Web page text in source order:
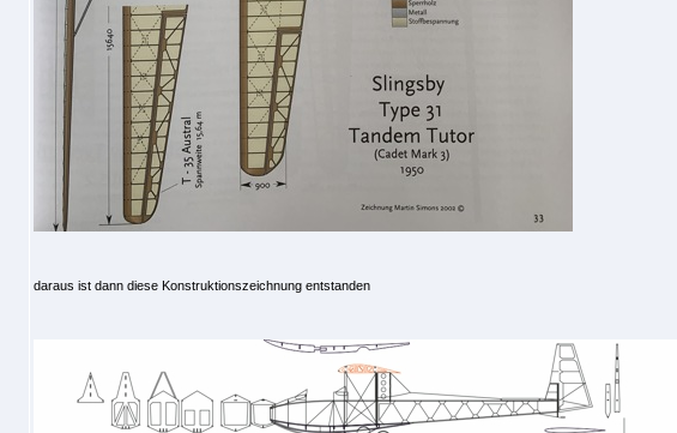
daraus ist dann diese Konstruktionszeichnung entstanden